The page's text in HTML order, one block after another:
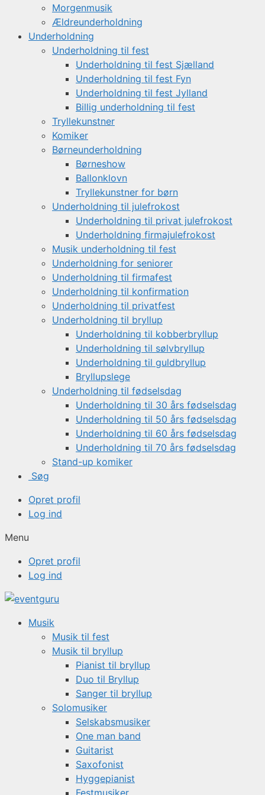
Morgenmusik
Ældreunderholdning
Underholdning
Underholdning til fest
Underholdning til fest Sjælland
Underholdning til fest Fyn
Underholdning til fest Jylland
Billig underholdning til fest
Tryllekunstner
Komiker
Børneunderholdning
Børneshow
Ballonklovn
Tryllekunstner for børn
Underholdning til julefrokost
Underholdning til privat julefrokost
Underholdning firmajulefrokost
Musik underholdning til fest
Underholdning for seniorer
Underholdning til firmafest
Underholdning til konfirmation
Underholdning til privatfest
Underholdning til bryllup
Underholdning til kobberbryllup
Underholdning til sølvbryllup
Underholdning til guldbryllup
Bryllupslege
Underholdning til fødselsdag
Underholdning til 30 års fødselsdag
Underholdning til 50 års fødselsdag
Underholdning til 60 års fødselsdag
Underholdning til 70 års fødselsdag
Stand-up komiker
Søg
Opret profil
Log ind
Menu
Opret profil
Log ind
Musik
Musik til fest
Musik til bryllup
Pianist til bryllup
Duo til Bryllup
Sanger til bryllup
Solomusiker
Selskabsmusiker
One man band
Guitarist
Saxofonist
Hyggepianist
Festmusiker